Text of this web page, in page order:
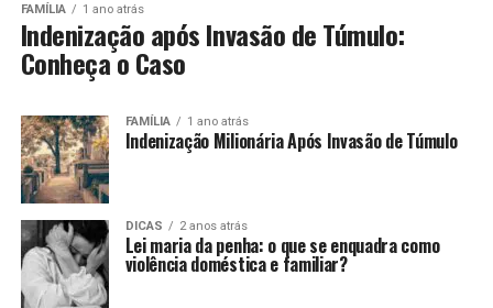
FAMÍLIA 1 ano atrás
Indenização após Invasão de Túmulo:
Conheça o Caso
FAMÍLIA 1 ano atrás
Indenização Milionária Após Invasão de Túmulo
DICAS 2 anos atrás
Lei maria da penha: o que se enquadra como
violência doméstica e familiar?